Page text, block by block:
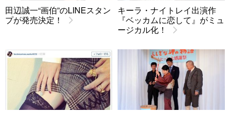
田辺誠一“画伯”のLINEスタン
プが発売決定！
キーラ・ナイトレイ出演作
『ベッカムに恋して』がミュ
ージカル化！